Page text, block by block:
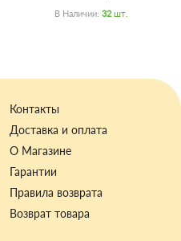
В Наличии: 32 Шт.
Контакты
Доставка и оплата
О Магазине
Гарантии
Правила возврата
Возврат товара